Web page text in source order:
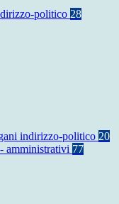
politico 28
indirizzo-politico 20
amministrativi 77